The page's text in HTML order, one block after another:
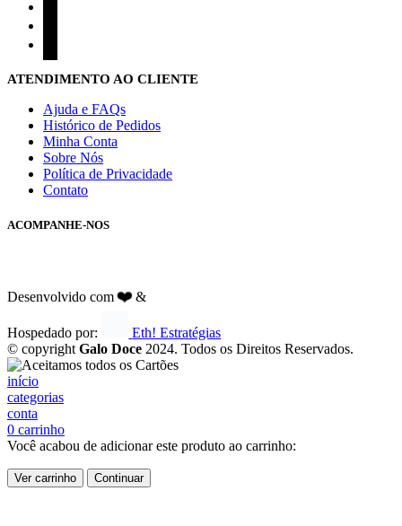
ATENDIMENTO AO CLIENTE
Ajuda e FAQs
Histórico de Pedidos
Minha Conta
Sobre Nós
Política de Privacidade
Contato
ACOMPANHE-NOS
Desenvolvido com❤️&
Hospedado por:
Eth! Estratégias
© copyright Galo Doce 2024. Todos os Direitos Reservados.
início
categorias
conta
0 carrinho
Você acabou de adicionar este produto ao carrinho:
Ver carrinho Continuar